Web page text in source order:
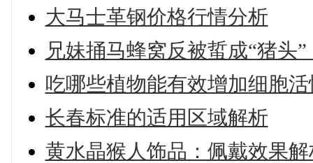
大马士革钢价格行情分析
兄妹捅马蜂窝反被蜇成“猪头
吃哪些植物能有效增加细胞活
长春标准的适用区域解析
黄水晶猴人饰品：佩戴效果解